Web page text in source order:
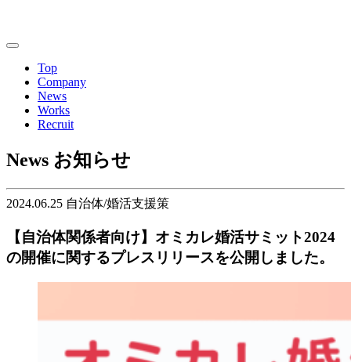
Top
Company
News
Works
Recruit
News お知らせ
2024.06.25 自治体/婚活支援策
【自治体関係者向け】オミカレ婚活サミット2024
の開催に関するプレスリリースを公開しました。